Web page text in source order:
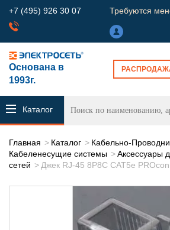
+7 (495) 926 30 07 Требуются
Основана в
1993г.
Каталог
Главная Каталог
Кабельно-
Кабеленесущие системы
Аксессуары
сетей
Джек RJ-45 8P8C CAT5e